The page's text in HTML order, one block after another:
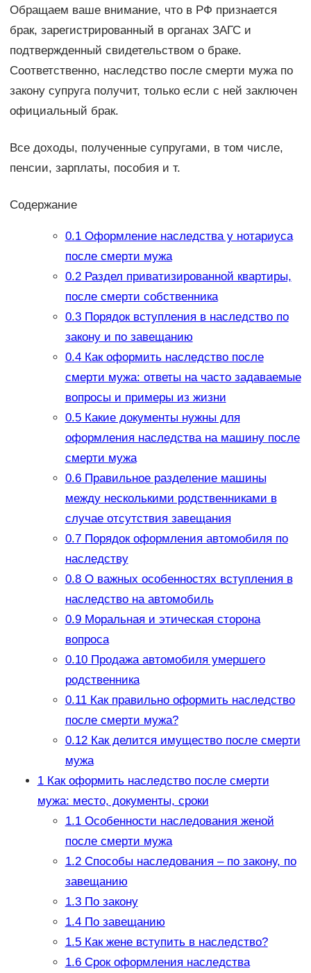
Обращаем ваше внимание, что в РФ признается
брак, зарегистрированный в органах ЗАГС и
подтвержденный свидетельством о браке.
Соответственно, наследство после смерти мужа по
закону супруга получит, только если с ней заключен
официальный брак.
Все доходы, полученные супругами, в том числе,
пенсии, зарплаты, пособия и т.
Содержание
0.1Оформление наследства у нотариуса
после смерти мужа
0.2Раздел приватизированной квартиры,
после смерти собственника
0.3Порядок вступления в наследство по
закону и по завещанию
0.4Как оформить наследство после
смерти мужа: ответы на часто задаваемые
вопросы и примеры из жизни
0.5Какие документы нужны для
оформления наследства на машину после
смерти мужа
0.6Правильное разделение машины
между несколькими родственниками в
случае отсутствия завещания
0.7Порядок оформления автомобиля по
наследству
0.8О важных особенностях вступления в
наследство на автомобиль
0.9Моральная и этическая сторона
вопроса
0.10Продажа автомобиля умершего
родственника
0.11Как правильно оформить наследство
после смерти мужа?
0.12Как делится имущество после смерти
мужа
1Как оформить наследство после смерти
мужа: место, документы, сроки
1.1Особенности наследования женой
после смерти мужа
1.2Способы наследования – по закону, по
завещанию
1.3По закону
1.4По завещанию
1.5Как жене вступить в наследство?
1.6Срок оформления наследства